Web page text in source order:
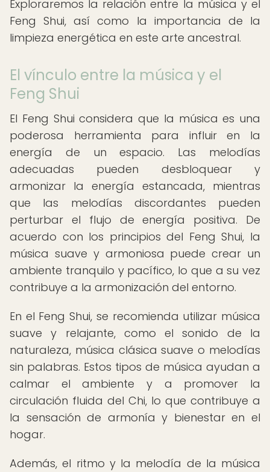
Exploraremos la relación entre la música y el
Feng Shui, así como la importancia de la
limpieza energética en este arte ancestral.
El vínculo entre la música y el
Feng Shui
El Feng Shui considera que la música es una
poderosa herramienta para influir en la
energía de un espacio. Las melodías
adecuadas pueden desbloquear y
armonizar la energía estancada, mientras
que las melodías discordantes pueden
perturbar el flujo de energía positiva. De
acuerdo con los principios del Feng Shui, la
música suave y armoniosa puede crear un
ambiente tranquilo y pacífico, lo que a su vez
contribuye a la armonización del entorno.
En el Feng Shui, se recomienda utilizar música
suave y relajante, como el sonido de la
naturaleza, música clásica suave o melodías
sin palabras. Estos tipos de música ayudan a
calmar el ambiente y a promover la
circulación fluida del Chi, lo que contribuye a
la sensación de armonía y bienestar en el
hogar.
Además, el ritmo y la melodía de la música